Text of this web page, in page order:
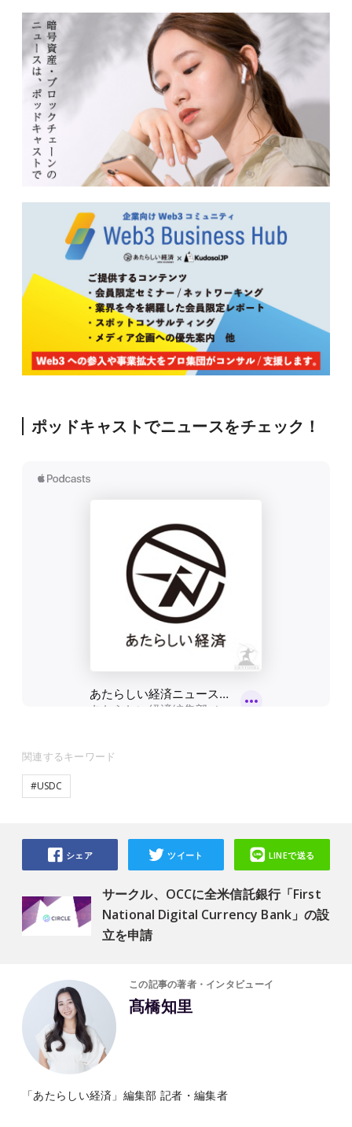
ポッドキャストでニュースをチェック！
関連するキーワード
#USDC
サークル、OCCに全米信託銀行「First
National Digital Currency Bank」の設
立を申請
シェア ツイート LINEで送る
この記事の著者・インタビューイ
髙橋知里
「あたらしい経済」編集部 記者・編集者